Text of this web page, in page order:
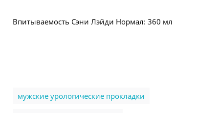
Впитываемость Сэни Лэйди Нормал: 360 мл
мужские урологические прокладки